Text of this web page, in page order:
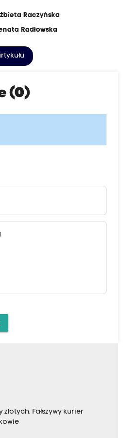
Raczyńska
Radłowska
(0)
złotych. Fałszywy kurier